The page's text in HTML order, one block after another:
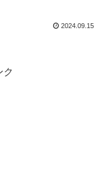
2024.09.15
ク